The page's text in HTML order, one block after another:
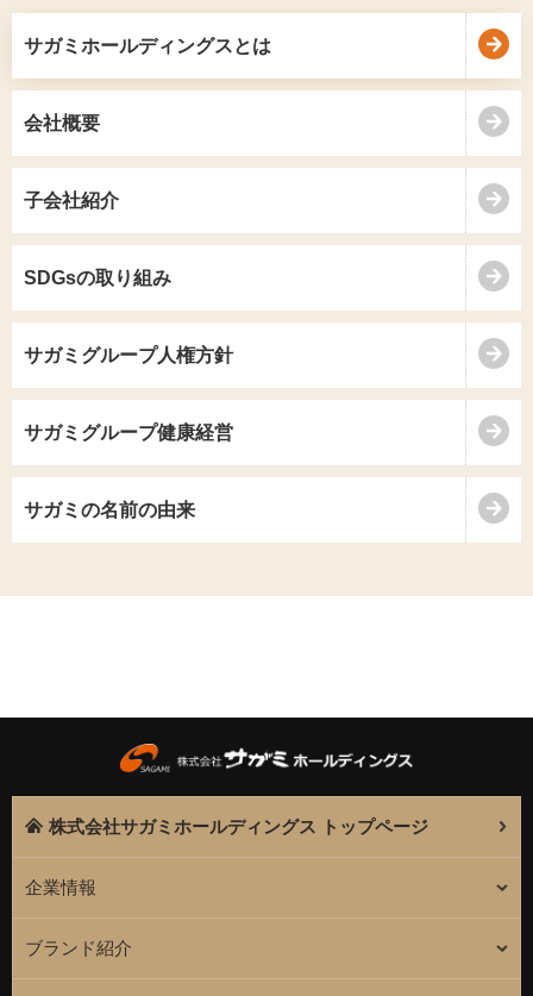
サガミホールディングスとは
会社概要
子会社紹介
SDGsの取り組み
サガミグループ人権方針
サガミグループ健康経営
サガミの名前の由来
株式会社サガミホールディングス トップページ
企業情報
ブランド紹介